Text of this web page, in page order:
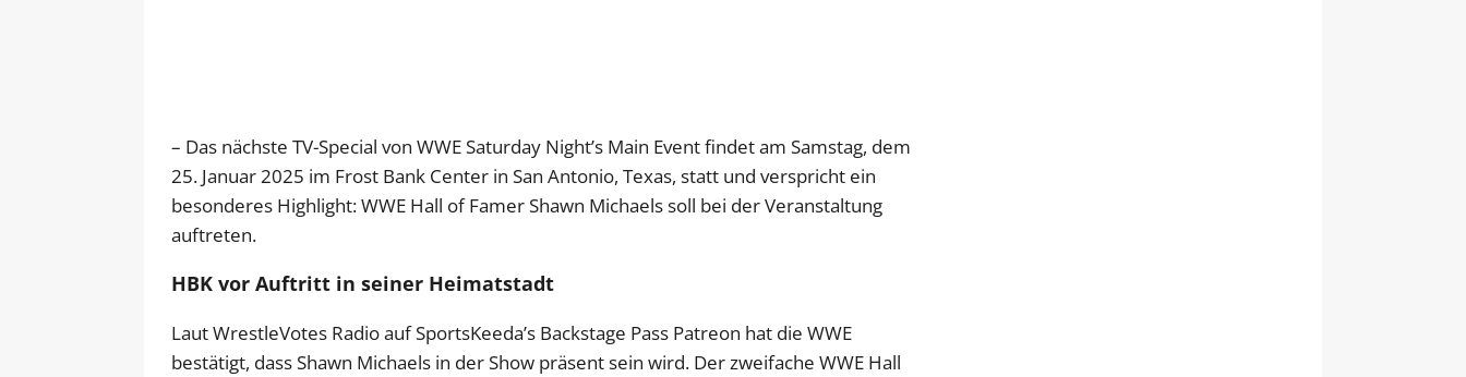
– Das nächste TV-Special von WWE Saturday Night’s Main Event findet am Samstag, dem
25. Januar 2025 im Frost Bank Center in San Antonio, Texas, statt und verspricht ein
besonderes Highlight: WWE Hall of Famer Shawn Michaels soll bei der Veranstaltung
auftreten.
HBK vor Auftritt in seiner Heimatstadt
Laut WrestleVotes Radio auf SportsKeeda’s Backstage Pass Patreon hat die WWE
bestätigt, dass Shawn Michaels in der Show präsent sein wird. Der zweifache WWE Hall